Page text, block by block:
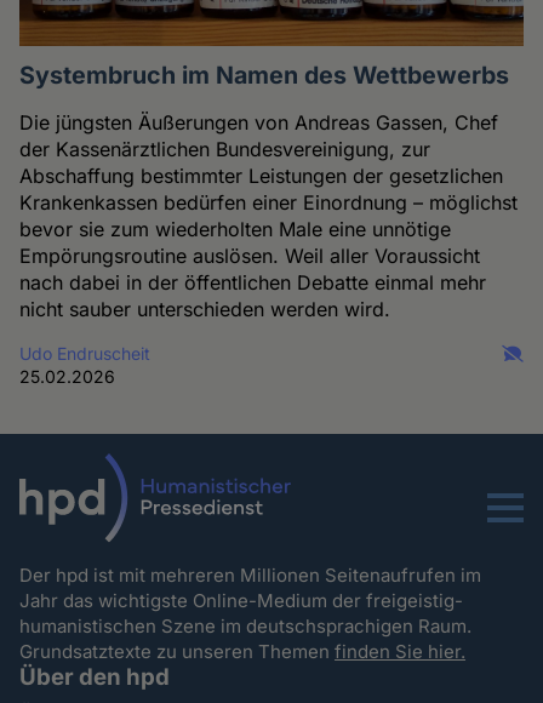
Systembruch im Namen des Wettbewerbs
Die jüngsten Äußerungen von Andreas Gassen, Chef
der Kassenärztlichen Bundesvereinigung, zur
Abschaffung bestimmter Leistungen der gesetzlichen
Krankenkassen bedürfen einer Einordnung – möglichst
bevor sie zum wiederholten Male eine unnötige
Empörungsroutine auslösen. Weil aller Voraussicht
nach dabei in der öffentlichen Debatte einmal mehr
nicht sauber unterschieden werden wird.
Udo Endruscheit
25.02.2026
Menu
Der hpd ist mit mehreren Millionen Seitenaufrufen im
Jahr das wichtigste Online-Medium der freigeistig-
humanistischen Szene im deutschsprachigen Raum.
Grundsatztexte zu unseren Themenfinden Sie hier.
Über den hpd